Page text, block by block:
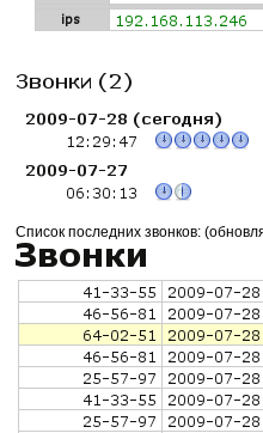
Список последних звонков: